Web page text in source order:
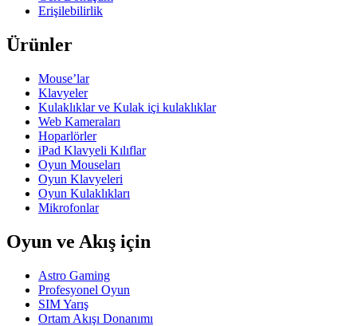
Erişilebilirlik
Ürünler
Mouse’lar
Klavyeler
Kulaklıklar ve Kulak içi kulaklıklar
Web Kameraları
Hoparlörler
iPad Klavyeli Kılıflar
Oyun Mouseları
Oyun Klavyeleri
Oyun Kulaklıkları
Mikrofonlar
Oyun ve Akış için
Astro Gaming
Profesyonel Oyun
SIM Yarış
Ortam Akışı Donanımı